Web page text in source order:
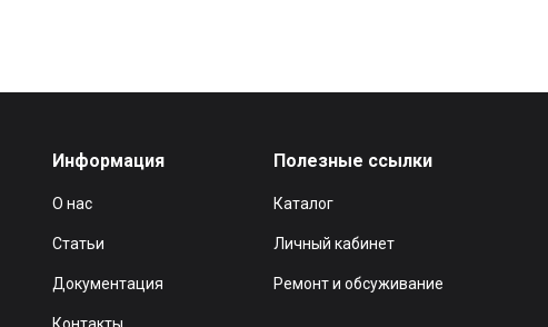
Информация
О нас
Статьи
Документация
Полезные ссылки
Каталог
Личный кабинет
Ремонт и обсуживание